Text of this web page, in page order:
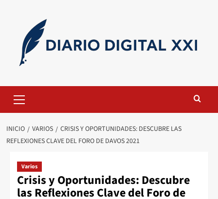
contenido
primario
INICIO VARIOS
CRISIS Y OPORTUNIDADES: DESCUBRE LAS
REFLEXIONES CLAVE DEL FORO DE DAVOS 2021
Varios
Crisis y Oportunidades: Descubre
las Reflexiones Clave del Foro de